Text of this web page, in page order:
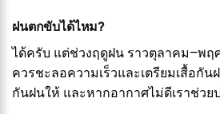
ฝนตกขับได้ไหม?
ได้ครับ แต่ช่วงฤดูฝน ราวตุลาคม–พ
ควรชะลอความเร็วและเตรียมเสื้อกัน
กันฝนให้ และหากอากาศไม่ดีเราช่วย